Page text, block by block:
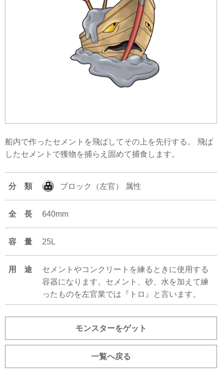
船内で作ったセメントを飛ばしてその上を先行する。 飛ば
したセメントで獲物を捕らえ固めて捕食します。
分 類 ブロック（左官） 属性
全 長 640mm
容 量 25L
用 途
セメントやコンクリートを練るときに使用する
容器になります。セメント、砂、水を加えて練
ったものを左官業では『トロ』と言います。
モンスターをゲット
一覧へ戻る